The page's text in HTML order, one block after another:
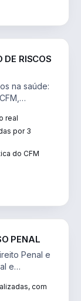
DE RISCOS
na saúde:
real
por 3
do CFM
PENAL
Penal e
e
com